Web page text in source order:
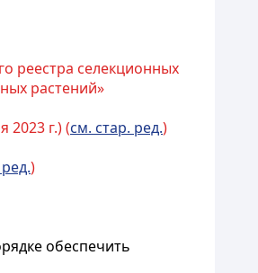
реестра селекционных
растений»
2023 г.) (см. стар. ред.)
)
обеспечить